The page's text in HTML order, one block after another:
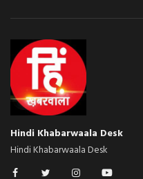
Hindi Khabarwaala Desk
Hindi Khabarwaala Desk